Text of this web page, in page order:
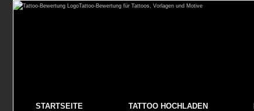
Tattoo-Bewertung für Tattoos, Vorlagen und Motive
STARTSEITE TATTOO HOCHLADEN